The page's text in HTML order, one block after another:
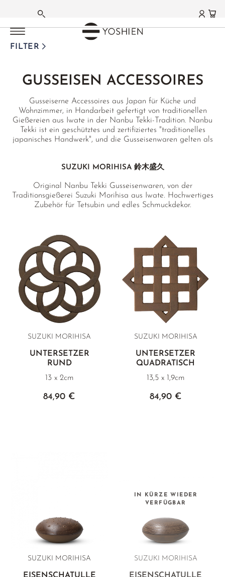
HAUPTMENÜ
MATCHA
MATCHA LATTE
FUNMATSUCHA
MATCHA SCHALEN
MATCHABESEN
MATCHA ZUBEHÖR
MATCHA SETS
EMPFEHLUNGEN
HAUPTMENÜ
GRÜNER TEE
KOREA
TANZANIA
TERROIRS JAPAN
TERROIRS CHINA
EMPFEHLUNGEN
SETS & GIFTS
HAUPTMENÜ
WEISSER TEE
SHOU MEI
YA BAO
MOONLIGHT
AGED WHITE
JASMIN WHITE
KENIA WHITE
GELBER TEE
EMPFEHLUNGEN
SETS & GIFTS
HAUPTMENÜ
OOLONG TEE
GABA OOLONG
MILKY OOLONG
ORIENTAL BEAUTY
BAO ZHONG
RED OOLONG
CHINA
PHOENIX DANCONG
TIE GUAN YIN
ZHANGPING SHUI XIAN
JAPAN
TANZANIA
THAILAND
EMPFEHLUNGEN
SETS & GIFTS
HAUPTMENÜ
SCHWARZER TEE
ASSAM
NILGIRI
CEYLON
TAIWAN
THAILAND
KOREA
EARL GREY
KENIA
TÜRKEI
KLASSIKER
EMPFEHLUNGEN
SETS & GIFTS
HAUPTMENÜ
PU ERH TEE
HEI CHA DARK TEA
HAKKOCHA JAPAN
EMPFEHLUNGEN
SETS & GIFTS
HAUPTMENÜ
AROMA- | FRÜCHTETEES
EARL GREY
ÇAY KAÇKAR MT.
JAPAN BLENDS
MATCHA LATTE
INDIEN BLENDS
ROOIBOS BLENDS
NACH SORTE
HAUPTMENÜ
KRÄUTERTEE
BERGTEE SIDERITIS
EINZELKRÄUTER
TCM
CHINA SPEZIALITÄTEN
JAPAN SPEZIALITÄTEN
BLÜTENTEES
MATE TEE
AMAZONAS TEES
SELTENE INCENCES
HAUPTMENÜ
FUNKTIONSTEES
WINTER
TCM
ANWENDUNGEN
FRAUEN BALANCE
HAUPTMENÜ
TEEZUBEHÖR
ARTISTS & STUDIOS
PRIVATE COLLECTION
NIHONCHA
GONGFU
HAUPTMENÜ
TEA DELIGHTS
LIFESTYLE | CUISINE
GOURMET
LIFESTYLE | CUISINE
HOME
TEA LEAF INCENSE
YAMADA MATSU INCENSE
HAUPTMENÜ
GESCHENKE | SETS
GUTSCHEINE
EMPFEHLUNGEN
HAUPTMENÜ
FARMS | ESTATES
FUKUOKA
KAGOSHIMA
MIYAZAKI
SHIZUOKA
CHINA
HAUPTMENÜ
FILTER
GUSSEISEN ACCESSOIRES
Gusseiserne Accessoires aus Japan für Küche und
Wohnzimmer, in Handarbeit gefertigt von traditionellen
Gießereien aus Iwate in der Nanbu Tekki-Tradition. Nanbu
Tekki ist ein geschütztes und zertifiziertes "traditionelles
japanisches Handwerk", und die Gusseisenwaren gelten als
SUZUKI MORIHISA 鈴木盛久
Original Nanbu Tekki Gusseisenwaren, von der
Traditionsgießerei Suzuki Morihisa aus Iwate. Hochwertiges
Zubehör für Tetsubin und edles Schmuckdekor.
SUZUKI MORIHISA
UNTERSETZER
RUND
13 x 2cm
84,90 €
SUZUKI MORIHISA
UNTERSETZER
QUADRATISCH
13,5 x 1,9cm
84,90 €
SUZUKI MORIHISA
IN KÜRZE WIEDER
VERFÜGBAR
SUZUKI MORIHISA